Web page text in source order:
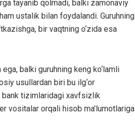
tayanib qolmadi, balki zamonaviy
ustalik bilan foydalandi. Guruhning
bir vaqtning o‘zida esa
balki guruhning keng ko‘lamli
usullardan biri bu ilg‘or
bank tizimlaridagi xavfsizlik
vositalar orqali hisob ma’lumotlariga